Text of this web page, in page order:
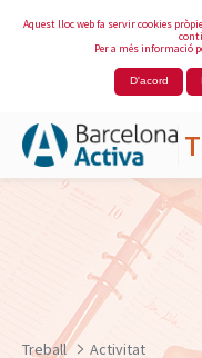
Aquest lloc web fa servir cookies
Per a més informació
D'acord
Salta al contingut
Treball Activitat